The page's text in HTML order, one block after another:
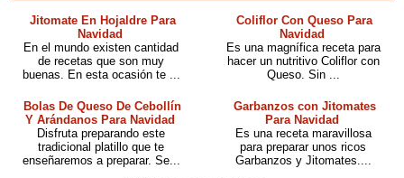
Jitomate En Hojaldre Para
Navidad
En el mundo existen cantidad
de recetas que son muy
buenas. En esta ocasión te ...
Coliflor Con Queso Para
Navidad
Es una magnífica receta para
hacer un nutritivo Coliflor con
Queso. Sin ...
Bolas De Queso De Cebollín
Y Arándanos Para Navidad
Disfruta preparando este
tradicional platillo que te
enseñaremos a preparar. Se...
Garbanzos con Jitomates
Para Navidad
Es una receta maravillosa
para preparar unos ricos
Garbanzos y Jitomates....